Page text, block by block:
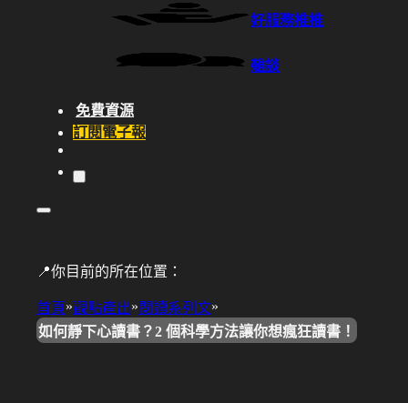
好服務推推
雜談
免費資源
訂閱電子報
📍你目前的所在位置：
首頁»觀點產出»閱讀系列文»
如何靜下心讀書？2 個科學方法讓你想瘋狂讀書！